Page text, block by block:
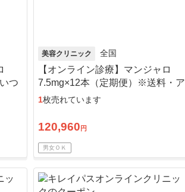
つ
美容クリニック 全国
【オンライン診療】マンジャロ
7.5mg×12本（定期便）※送料・ア
ルコール綿・診察料込
1枚売れています
120,960 円
男女ＯＫ